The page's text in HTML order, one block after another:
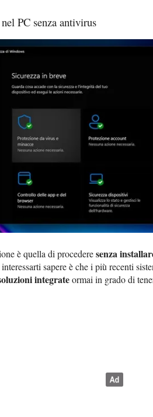
PC senza antivirus
è quella di procederesenza
sapere è che i più recenti
integrateormai in grado di